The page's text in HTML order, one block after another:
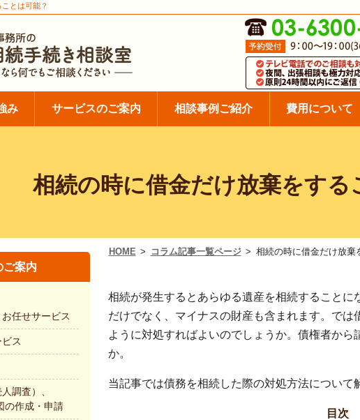
とは可能？
み サービスのご案内 相談事例 ご紹介 費用 について
相続の時に借金だけ放棄をする
HOME コラム記事一覧ページ
相続の時に借金だけ放棄
相続が発生するとあらゆる遺産を相続すること
だけでなく、マイナスの財産も含まれます。で
ように対処すればよいのでしょうか。債権者から
か。
当記事では債務を相続した際の対処方法について
目次
ご案内
任せサービス
ス
調査）、
の作成・申請